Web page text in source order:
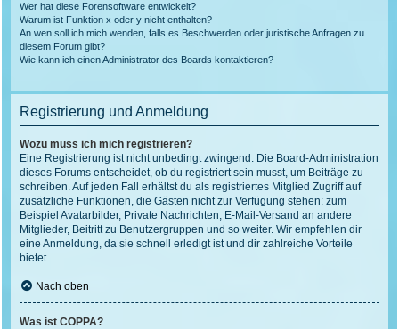
Wer hat diese Forensoftware entwickelt?
Warum ist Funktion x oder y nicht enthalten?
An wen soll ich mich wenden, falls es Beschwerden oder juristische Anfragen zu
diesem Forum gibt?
Wie kann ich einen Administrator des Boards kontaktieren?
Registrierung und Anmeldung
Wozu muss ich mich registrieren?
Eine Registrierung ist nicht unbedingt zwingend. Die Board-Administration
dieses Forums entscheidet, ob du registriert sein musst, um Beiträge zu
schreiben. Auf jeden Fall erhältst du als registriertes Mitglied Zugriff auf
zusätzliche Funktionen, die Gästen nicht zur Verfügung stehen: zum
Beispiel Avatarbilder, Private Nachrichten, E-Mail-Versand an andere
Mitglieder, Beitritt zu Benutzergruppen und so weiter. Wir empfehlen dir
eine Anmeldung, da sie schnell erledigt ist und dir zahlreiche Vorteile
bietet.
Nach oben
Was ist COPPA?